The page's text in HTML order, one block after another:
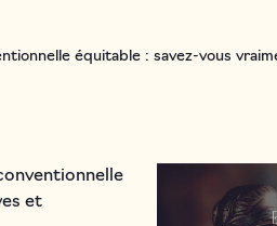
équitable : savez-vous
et